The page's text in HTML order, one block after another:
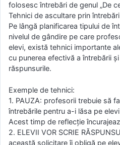
folosesc întrebări de genul „De
Tehnici de ascultare prin întrebări
Pe lângă planificarea tipului de
nivelul de gândire pe care
elevi, există tehnici importante
cu punerea efectivă a întrebării
răspunsurile.
Exemple de tehnici:
1. PAUZA: profesorii trebuie să
întrebările pentru a-i lăsa pe
Acest timp de reflecţie
2. ELEVII VOR SCRIE
această solicitare îi obligă pe